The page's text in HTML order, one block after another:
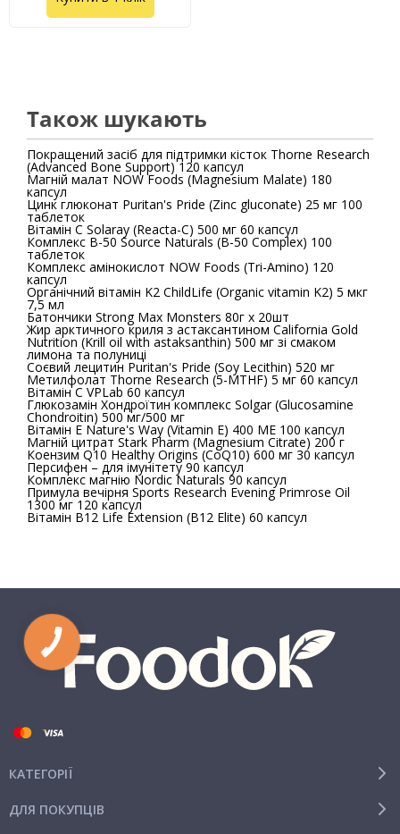
Також шукають
Покращений засіб для підтримки кісток Thorne Research
(Advanced Bone Support) 120 капсул
Магній малат NOW Foods (Magnesium Malate) 180
капсул
Цинк глюконат Puritan's Pride (Zinc gluconate) 25 мг 100
таблеток
Вітамін С Solaray (Reacta-C) 500 мг 60 капсул
Комплекс B-50 Source Naturals (B-50 Complex) 100
таблеток
Комплекс амінокислот NOW Foods (Tri-Amino) 120
капсул
Органічний вітамін K2 ChildLife (Organic vitamin K2) 5 мкг
7,5 мл
Батончики Strong Max Monsters 80г x 20шт
Жир арктичного криля з астаксантином California Gold
Nutrition (Krill oil with astaksanthin) 500 мг зі смаком
лимона та полуниці
Соєвий лецитин Puritan's Pride (Soy Lecithin) 520 мг
Метилфолат Thorne Research (5-MTHF) 5 мг 60 капсул
Вітамін C VPLab 60 капсул
Глюкозамін Хондроїтин комплекс Solgar (Glucosamine
Chondroitin) 500 мг/500 мг
Вітамін Е Nature's Way (Vitamin E) 400 ME 100 капсул
Магній цитрат Stark Pharm (Magnesium Citrate) 200 г
Коензим Q10 Healthy Origins (CoQ10) 600 мг 30 капсул
Персифен – для імунітету 90 капсул
Комплекс магнію Nordic Naturals 90 капсул
Примула вечірня Sports Research Evening Primrose Oil
1300 мг 120 капсул
Вітамін В12 Life Extension (B12 Elite) 60 капсул
КАТЕГОРІЇ
ДЛЯ ПОКУПЦІВ